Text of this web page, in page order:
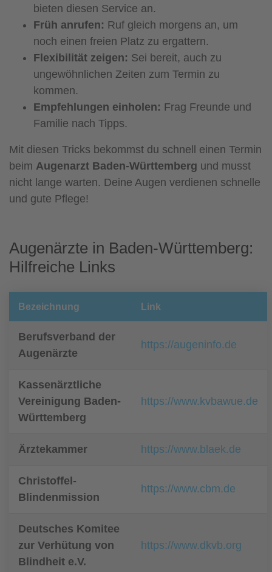
bieten diesen Service an.
Früh anrufen: Ruf gleich morgens an, um
noch einen freien Platz zu ergattern.
Flexibilität zeigen: Sei bereit, auch zu
ungewöhnlichen Zeiten zum Termin zu
kommen.
Empfehlungen einholen: Frag Freunde und
Familie nach Tipps.
Mit diesen Tricks bekommst du schnell einen Termin
beim Augenarzt Baden-Württemberg und musst
nicht lange warten. Deine Augen verdienen schnelle
und gute Pflege!
Augenärzte in Baden-Württemberg:
Hilfreiche Links
Bezeichnung Link
Berufsverband der
Augenärzte
https://augeninfo.de
Kassenärztliche
Vereinigung Baden-
Württemberg
https://www.kvbawue.de
Ärztekammer https://www.blaek.de
Christoffel-
Blindenmission
https://www.cbm.de
Deutsches Komitee
zur Verhütung von
Blindheit e.V.
https://www.dkvb.org